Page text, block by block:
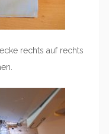
rechts auf rechts